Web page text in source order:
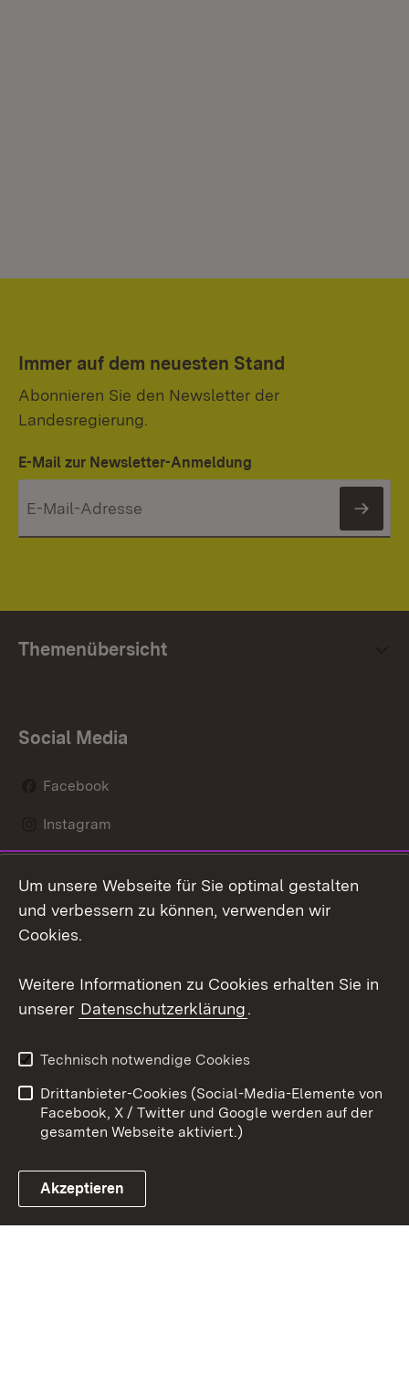
Immer auf dem neuesten Stand
Abonnieren Sie den Newsletter der
Landesregierung.
E-Mail zur Newsletter-Anmeldung
Themenübersicht
Social Media
Facebook
Instagram
Mastodon
Youtube
Link zum Landesportal
Kontakt
Datenschutz
Barrierefreiheit
Impressum Cookies
Um unsere Webseite für Sie optimal gestalten
und verbessern zu können, verwenden wir
Cookies.
Weitere Informationen zu Cookies erhalten Sie in
unserer Datenschutzerklärung.
Technisch notwendige Cookies
Drittanbieter-Cookies (Social-Media-Elemente von
Facebook, X / Twitter und Google werden auf der
gesamten Webseite aktiviert.)
Akzeptieren